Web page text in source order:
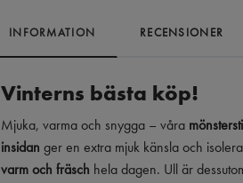
INFORMATION RECENSIONER
Vinterns bästa köp!
Mjuka, varma och snygga – våra
insidan ger en extra mjuk känsla och
varm och fräsch hela dagen. Ull är